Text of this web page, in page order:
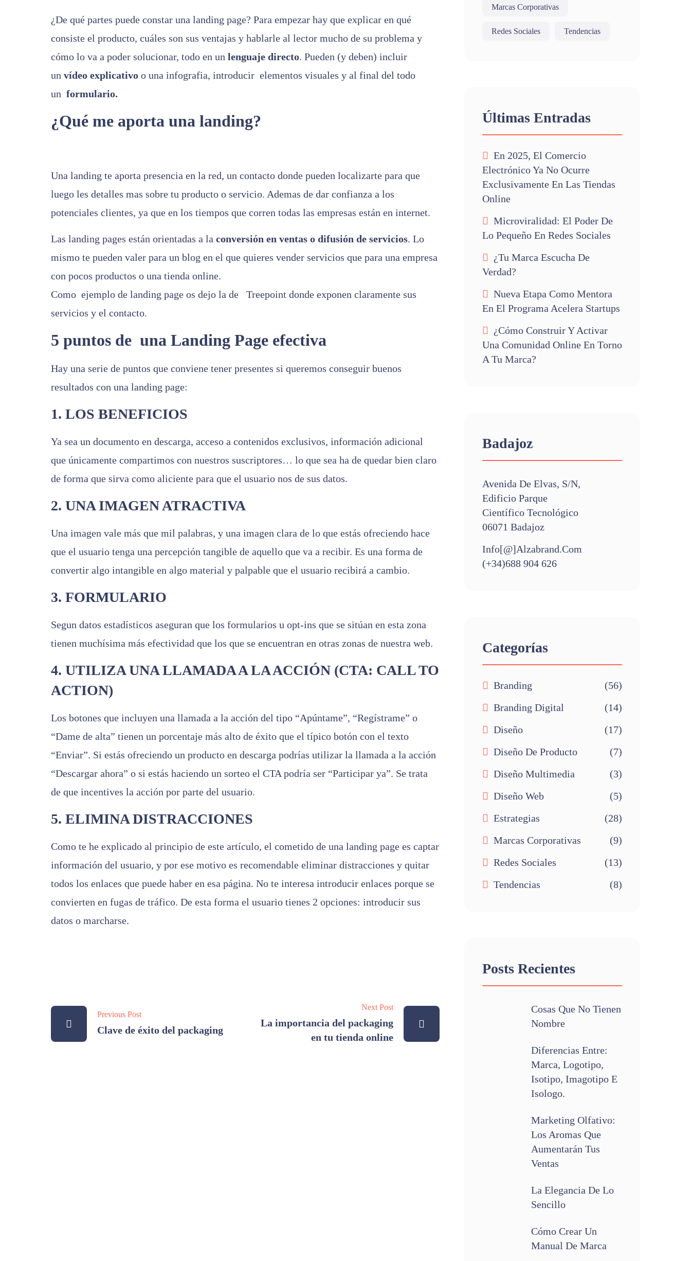
¿De qué partes puede constar una landing page? Para empezar hay que explicar en qué
consiste el producto, cuáles son sus ventajas y hablarle al lector mucho de su problema y
cómo lo va a poder solucionar, todo en un lenguaje directo. Pueden (y deben) incluir
un vídeo explicativo o una infografia, introducir elementos visuales y al final del todo
un formulario.
¿Qué me aporta una landing?
Una landing te aporta presencia en la red, un contacto donde pueden localizarte para que
luego les detalles mas sobre tu producto o servicio. Ademas de dar confianza a los
potenciales clientes, ya que en los tiempos que corren todas las empresas están en internet.
Las landing pages están orientadas a la conversión en ventas o difusión de servicios. Lo
mismo te pueden valer para un blog en el que quieres vender servicios que para una empresa
con pocos productos o una tienda online.
Como ejemplo de landing page os dejo la de Treepoint donde exponen claramente sus
servicios y el contacto.
5 puntos de una Landing Page efectiva
Hay una serie de puntos que conviene tener presentes si queremos conseguir buenos
resultados con una landing page:
1. LOS BENEFICIOS
Ya sea un documento en descarga, acceso a contenidos exclusivos, información adicional
que únicamente compartimos con nuestros suscriptores… lo que sea ha de quedar bien claro
de forma que sirva como aliciente para que el usuario nos de sus datos.
2. UNA IMAGEN ATRACTIVA
Una imagen vale más que mil palabras, y una imagen clara de lo que estás ofreciendo hace
que el usuario tenga una percepción tangible de aquello que va a recibir. Es una forma de
convertir algo intangible en algo material y palpable que el usuario recibirá a cambio.
3. FORMULARIO
Segun datos estadísticos aseguran que los formularios u opt-ins que se sitúan en esta zona
tienen muchísima más efectividad que los que se encuentran en otras zonas de nuestra web.
4. UTILIZA UNA LLAMADA A LA ACCIÓN (CTA: CALL TO
ACTION)
Los botones que incluyen una llamada a la acción del tipo “Apúntame”, “Regístrame” o
“Dame de alta” tienen un porcentaje más alto de éxito que el típico botón con el texto
“Enviar”. Si estás ofreciendo un producto en descarga podrías utilizar la llamada a la acción
“Descargar ahora” o si estás haciendo un sorteo el CTA podría ser “Participar ya”. Se trata
de que incentives la acción por parte del usuario.
5. ELIMINA DISTRACCIONES
Como te he explicado al principio de este artículo, el cometido de una landing page es captar
información del usuario, y por ese motivo es recomendable eliminar distracciones y quitar
todos los enlaces que puede haber en esa página. No te interesa introducir enlaces porque se
convierten en fugas de tráfico. De esta forma el usuario tienes 2 opciones: introducir sus
datos o marcharse.
Previous Post
Clave de éxito del packaging
Next Post
La importancia del packaging
en tu tienda online
Marcas Corporativas
Redes Sociales Tendencias
Últimas Entradas
En 2025, El Comercio
Electrónico Ya No Ocurre
Exclusivamente En Las Tiendas
Online
Microviralidad: El Poder De
Lo Pequeño En Redes Sociales
¿Tu Marca Escucha De
Verdad?
Nueva Etapa Como Mentora
En El Programa Acelera Startups
¿Cómo Construir Y Activar
Una Comunidad Online En Torno
A Tu Marca?
Badajoz
Avenida De Elvas, S/n,
Edificio Parque
Científico Tecnológico
06071 Badajoz
Info[@]alzabrand.com
(+34)688 904 626
Categorías
Branding
(56)
Branding Digital
(14)
Diseño
(17)
Diseño De Producto
(7)
Diseño Multimedia
(3)
Diseño Web
(5)
Estrategias
(28)
Marcas Corporativas
(9)
Redes Sociales
(13)
Tendencias
(8)
Posts Recientes
Cosas Que No Tienen
Nombre
Diferencias Entre:
Marca, Logotipo,
Isotipo, Imagotipo E
Isologo.
Marketing Olfativo:
Los Aromas Que
Aumentarán Tus
Ventas
La Elegancia De Lo
Sencillo
Cómo Crear Un
Manual De Marca